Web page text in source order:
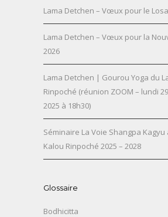
Lama Detchen – Vœux pour le
Lama Detchen – Vœux pour la
2026
Lama Detchen | Gourou Yoga du
Rinpoché (réunion ZOOM – lundi
2025 à 18h30)
Séminaire La Voie Shangpa Kagyu
Kalou Rinpoché 2025 – 2028
Glossaire
Bodhicitta